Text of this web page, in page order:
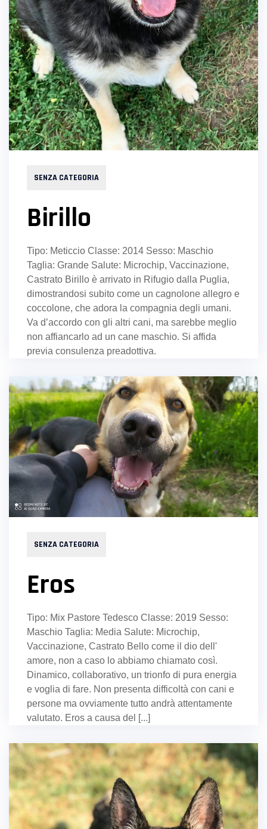
SENZA CATEGORIA
Birillo
Tipo: Meticcio Classe: 2014 Sesso: Maschio
Taglia: Grande Salute: Microchip, Vaccinazione,
Castrato Birillo è arrivato in Rifugio dalla Puglia,
dimostrandosi subito come un cagnolone allegro e
coccolone, che adora la compagnia degli umani.
Va d’accordo con gli altri cani, ma sarebbe meglio
non affiancarlo ad un cane maschio. Si affida
previa consulenza preadottiva.
SENZA CATEGORIA
Eros
Tipo: Mix Pastore Tedesco Classe: 2019 Sesso:
Maschio Taglia: Media Salute: Microchip,
Vaccinazione, Castrato Bello come il dio dell'
amore, non a caso lo abbiamo chiamato così.
Dinamico, collaborativo, un trionfo di pura energia
e voglia di fare. Non presenta difficoltà con cani e
persone ma ovviamente tutto andrà attentamente
valutato. Eros a causa del [...]